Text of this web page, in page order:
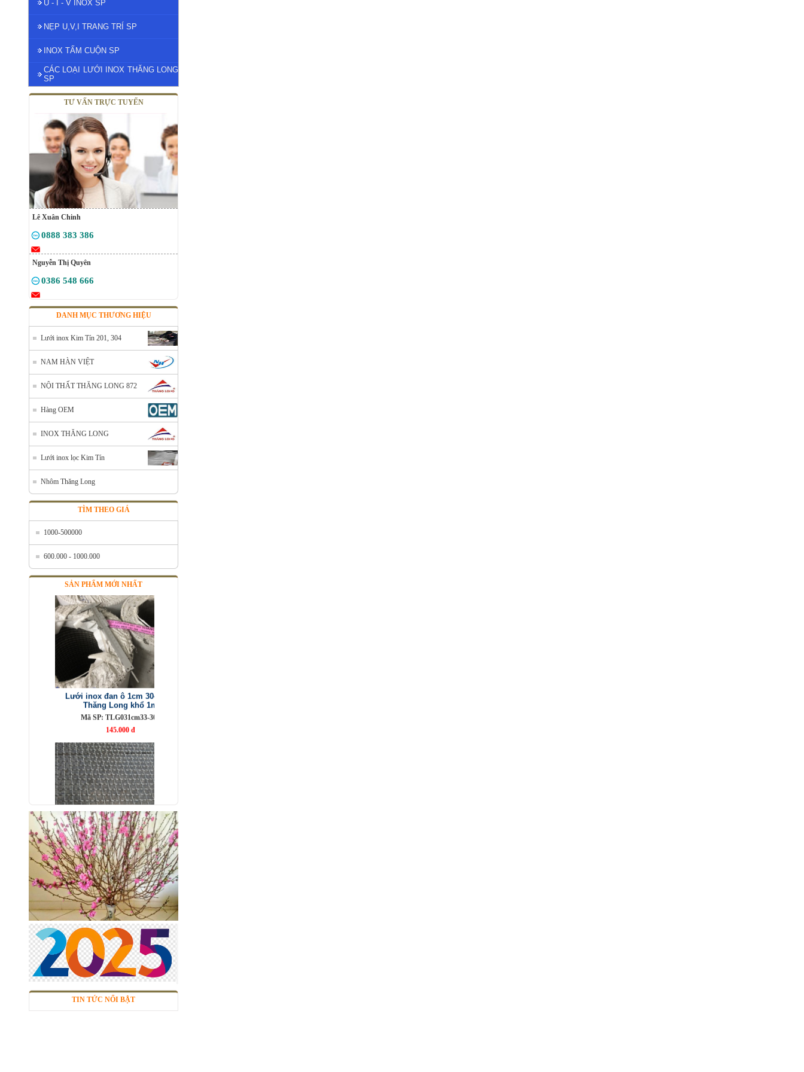
U - I - V INOX SP
NẸP U,V,I TRANG TRÍ SP
INOX TẤM CUỘN SP
CÁC LOẠI LƯỚI INOX THĂNG LONG
SP
TƯ VẤN TRỰC TUYẾN
Lê Xuân Chinh
0888 383 386
Nguyễn Thị Quyên
0386 548 666
DANH MỤC THƯƠNG HIỆU
Lưới inox Kim Tín 201, 304
NAM HÀN VIỆT
NỘI THẤT THĂNG LONG 872
Hàng OEM
INOX THĂNG LONG
Lưới inox lọc Kim Tín
Nhôm Thăng Long
TÌM THEO GIÁ
1000-500000
600.000 - 1000.000
SẢN PHẨM MỚI NHẤT
Lưới đỡ cách nhiệt inox 304
Mã SP: Linoxchongnong1010304
Lưới inox đan ô 1cm 304 TLG
Thăng Long khổ 1m
Mã SP: TLG031cm33-304
145.000 đ
Lưới inox 10x10 đan ô vuông
Thăng Long
Mã SP: linox1010dvsp
Call
TIN TỨC NỔI BẬT